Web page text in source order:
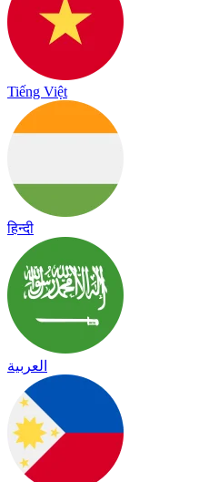
Tiếng Việt
हिन्दी
العربية